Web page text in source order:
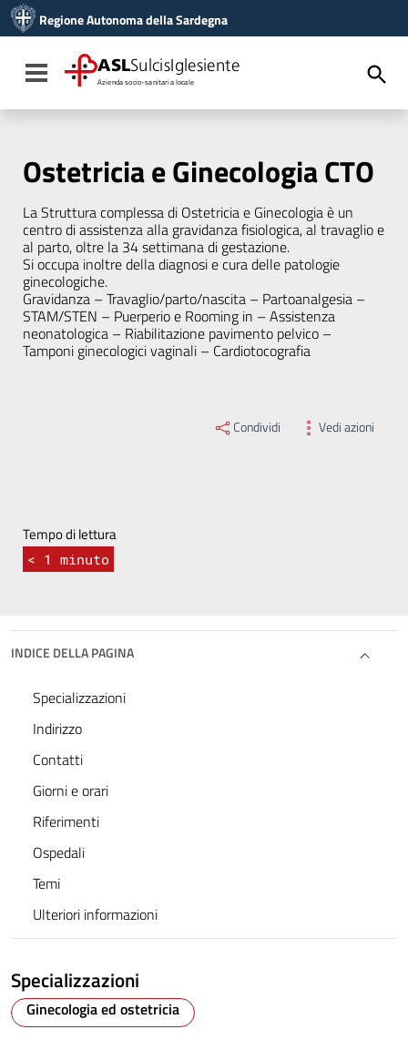
Vai al menu di navigazione
Vai al footer
Regione Autonoma della Sardegna
Toggle navigation
ASLSulcisIglesiente
Azienda socio-sanitaria locale
Ostetricia e Ginecologia CTO
La Struttura complessa di Ostetricia e Ginecologia è un
centro di assistenza alla gravidanza fisiologica, al travaglio e
al parto, oltre la 34 settimana di gestazione.
Si occupa inoltre della diagnosi e cura delle patologie
ginecologiche.
Gravidanza – Travaglio/parto/nascita – Partoanalgesia –
STAM/STEN – Puerperio e Rooming in – Assistenza
neonatologica – Riabilitazione pavimento pelvico –
Tamponi ginecologici vaginali – Cardiotocografia
Condividi Vedi azioni
Tempo di lettura
< 1 minuto
INDICE DELLA PAGINA
Specializzazioni
Indirizzo
Contatti
Giorni e orari
Riferimenti
Ospedali
Temi
Ulteriori informazioni
Specializzazioni
Ginecologia ed ostetricia